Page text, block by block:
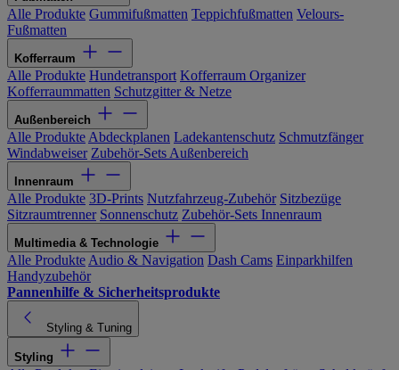
Alle Produkte Gummifußmatten Teppichfußmatten Velours-
Fußmatten
Kofferraum
Alle Produkte Hundetransport Kofferraum Organizer
Kofferraummatten Schutzgitter & Netze
Außenbereich
Alle Produkte Abdeckplanen Ladekantenschutz Schmutzfänger
Windabweiser Zubehör-Sets Außenbereich
Innenraum
Alle Produkte 3D-Prints Nutzfahrzeug-Zubehör Sitzbezüge
Sitzraumtrenner Sonnenschutz Zubehör-Sets Innenraum
Multimedia & Technologie
Alle Produkte Audio & Navigation Dash Cams Einparkhilfen
Handyzubehör
Pannenhilfe & Sicherheitsprodukte
Styling & Tuning
Styling